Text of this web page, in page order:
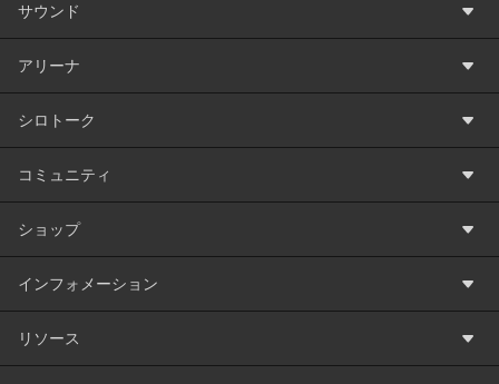
サウンド
アリーナ
シロトーク
コミュニティ
ショップ
インフォメーション
リソース